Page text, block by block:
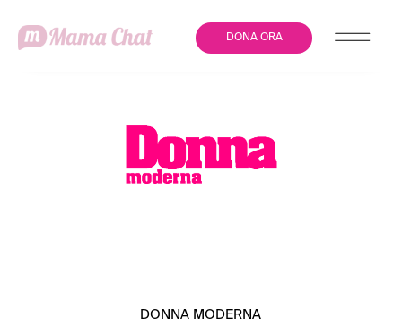
DONA ORA
DONNA MODERNA